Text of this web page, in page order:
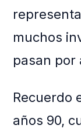
muchos
pasan por
Recuerdo
años 90,